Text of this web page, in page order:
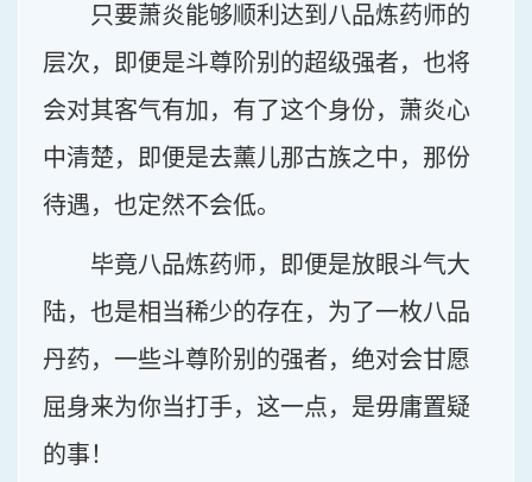
只要萧炎能够顺利达到八品炼药师的
层次，即便是斗尊阶别的超级强者，也将
会对其客气有加，有了这个身份，萧炎心
中清楚，即便是去薰儿那古族之中，那份
待遇，也定然不会低。
毕竟八品炼药师，即便是放眼斗气大
陆，也是相当稀少的存在，为了一枚八品
丹药，一些斗尊阶别的强者，绝对会甘愿
屈身来为你当打手，这一点，是毋庸置疑
的事！